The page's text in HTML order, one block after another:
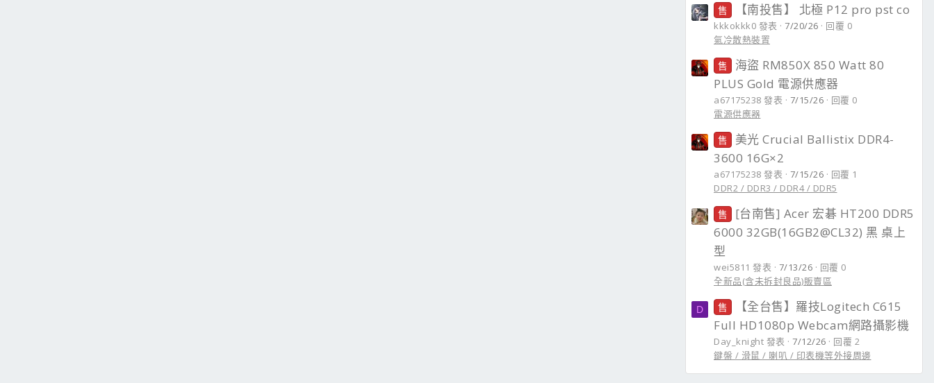
售 【南投售】 北極 P12 pro pst co
kkkokkk0 發表 7/20/26
回覆 0
氣冷散熱裝置
售
海盜 RM850X 850 Watt 80
PLUS Gold 電源供應器
a67175238 發表 7/15/26
回覆 0
電源供應器
售
美光 Crucial Ballistix DDR4-
3600 16G×2
a67175238 發表 7/15/26
回覆 1
DDR2 / DDR3 / DDR4 / DDR5
售
[台南售] Acer 宏碁 HT200 DDR5
6000 32GB(16GB2@CL32) 黑 桌上
型
wei5811 發表 7/13/26
回覆 0
全新品(含未拆封良品)販賣區
D 售
【全台售】羅技Logitech C615
Full HD1080p Webcam網路攝影機
Day_knight 發表 7/12/26
回覆 2
鍵盤 / 滑鼠 / 喇叭 / 印表機等外接周邊